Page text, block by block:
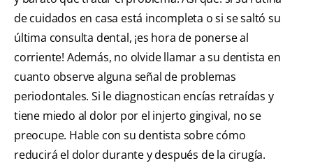
de cuidados en casa está incompleta o si se saltó su
última consulta dental, ¡es hora de ponerse al
corriente! Además, no olvide llamar a su dentista en
cuanto observe alguna señal de problemas
periodontales. Si le diagnostican encías retraídas y
tiene miedo al dolor por el injerto gingival, no se
preocupe. Hable con su dentista sobre cómo
reducirá el dolor durante y después de la cirugía.